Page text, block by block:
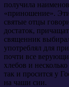
получила
«приношение».
святые отцы
достаток,
священник
употреблял для
почти все
хлебов и
так и просится у
на чаши сии.